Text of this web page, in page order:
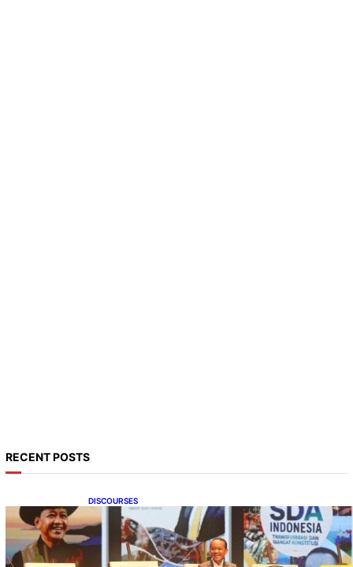
RECENT POSTS
DISCOURSES
Bahlil Luncurkan 10 Buku Rekam Jejak
Kepemimpinan dan Kebijakan